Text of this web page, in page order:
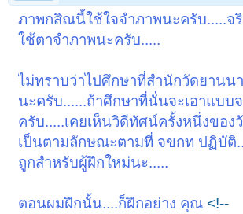
ภาพกสิณนี้ใช้ใจจำภาพนะครับ.....จริ
ใช้ตาจำภาพนะครับ.....
ไม่ทราบว่าไปศึกษาที่สำนักวัดยานน
นะครับ......ถ้าศึกษาที่นั่นจะเอาแบบ
ครับ.....เคยเห็นวิดีทัศน์ครั้งหนึ่งของ
เป็นตามลักษณะตามที่ จขกท ปฏิบัติ
ถูกสำหรับผู้ฝึกใหม่นะ.....
ตอนผมฝึกนั้น....ก็ฝึกอย่าง คุณ <!--